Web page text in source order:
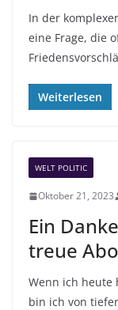
In der
eine Frage, die
Weiterlesen
WELT POLITIC
Oktober 21, 2023
Ein
treue
Wenn ich heute
bin ich von